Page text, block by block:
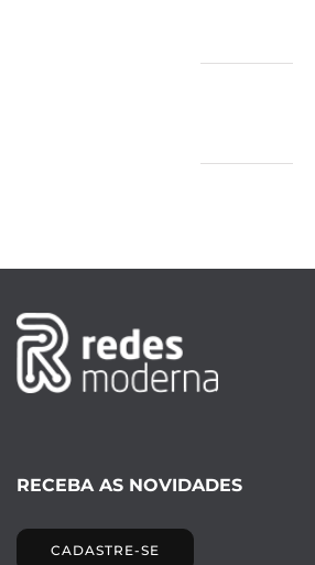
RECEBA AS NOVIDADES
CADASTRE-SE